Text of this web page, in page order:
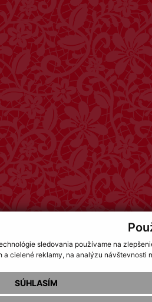
sledovania používame na
a cielené reklamy, na analýzu
SÚHLASÍM